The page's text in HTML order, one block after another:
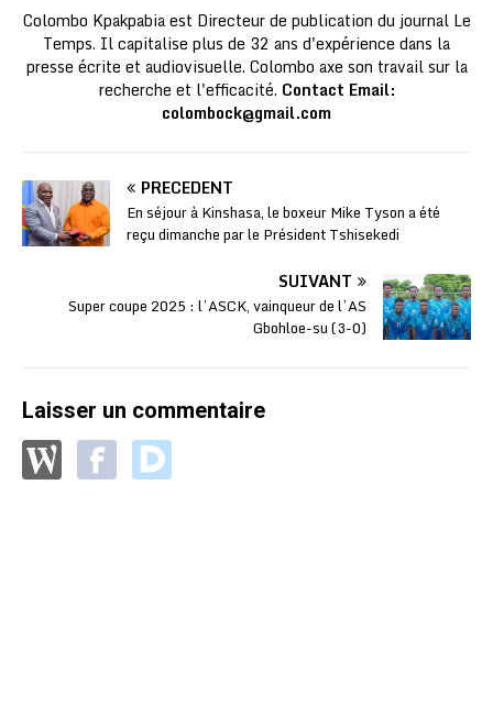
Colombo Kpakpabia est Directeur de publication du journal Le
Temps. Il capitalise plus de 32 ans d'expérience dans la
presse écrite et audiovisuelle. Colombo axe son travail sur la
recherche et l'efficacité. Contact Email:
colombock@gmail.com
PRÉCÉDENT
En séjour à Kinshasa, le boxeur Mike Tyson a été
reçu dimanche par le Président Tshisekedi
SUIVANT
Super coupe 2025 : l’ASCK, vainqueur de l’AS
Gbohloe-su (3-0)
Laisser un commentaire